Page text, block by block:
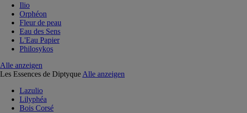
Ilio
Orphéon
Fleur de peau
Eau des Sens
L'Eau Papier
Philosykos
Alle anzeigen
Les Essences de Diptyque Alle anzeigen
Lazulio
Lilyphéa
Bois Corsé